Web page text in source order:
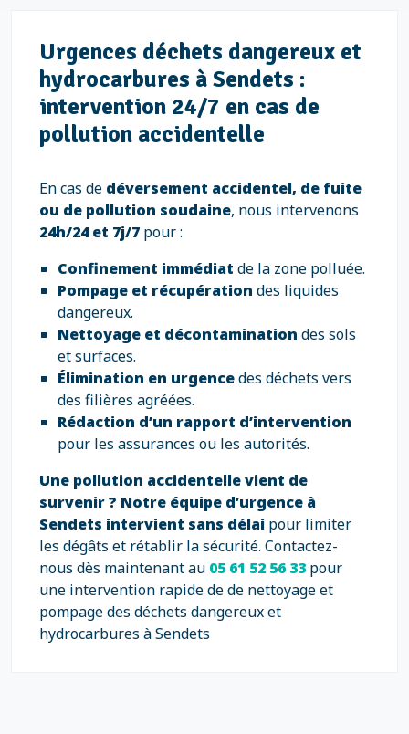
Urgences déchets dangereux et
hydrocarbures à Sendets :
intervention 24/7 en cas de
pollution accidentelle
En cas de déversement accidentel, de fuite
ou de pollution soudaine, nous intervenons
24h/24 et 7j/7 pour :
Confinement immédiat de la zone polluée.
Pompage et récupération des liquides
dangereux.
Nettoyage et décontamination des sols
et surfaces.
Élimination en urgencedes déchets vers
des filières agréées.
Rédaction d’un rapport d’intervention
pour les assurances ou les autorités.
Une pollution accidentelle vient de
survenir ? Notre équipe d’urgence à
Sendets intervient sans délai pour limiter
les dégâts et rétablir la sécurité. Contactez-
nous dès maintenant au 05 61 52 56 33 pour
une intervention rapide de de nettoyage et
pompage des déchets dangereux et
hydrocarbures à Sendets